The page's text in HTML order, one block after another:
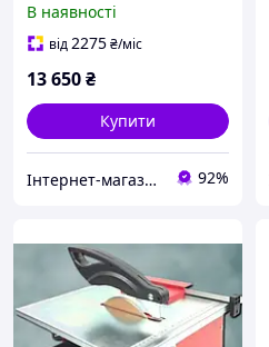
підлоговий
В наявності
від2275₴/міс
13 650₴
Купити
Інтернет-магазин GIGATOOLS 92%